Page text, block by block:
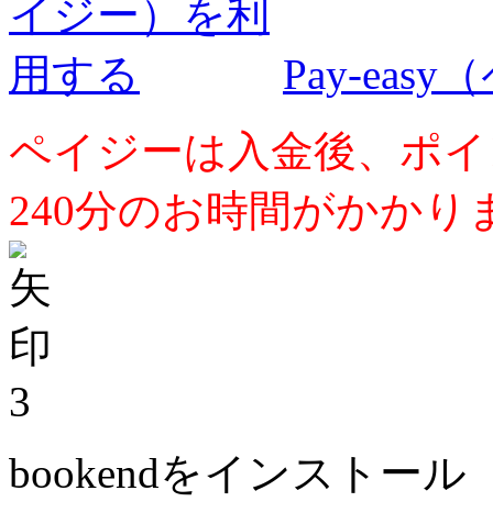
Pay-easy
ペイジーは入金後、ポ
240分のお時間がかかり
3
bookendをインストール